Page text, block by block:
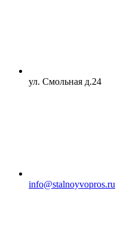
ул. Смольная д.24
info@stalnoyvopros.ru